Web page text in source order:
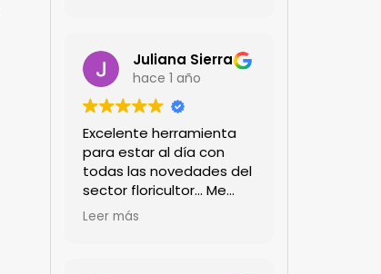
Felicitaciones!!Juliana Sierra
hace 1 año
Excelente herramienta
para estar al día con
todas las novedades del
sector floricultor... Me
encanta!!!
Leer más